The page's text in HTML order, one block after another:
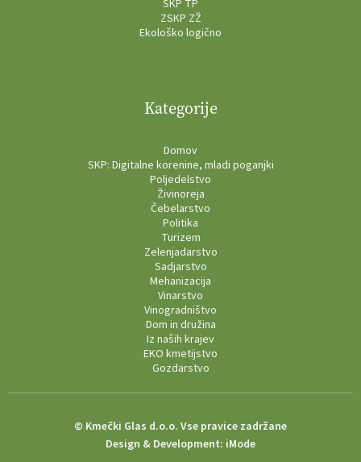
SKP TP
ZSKP ZŽ
Ekološko logično
Kategorije
Domov
SKP: Digitalne korenine, mladi poganjki
Poljedelstvo
Živinoreja
Čebelarstvo
Politika
Turizem
Zelenjadarstvo
Sadjarstvo
Mehanizacija
Vinarstvo
Vinogradništvo
Dom in družina
Iz naših krajev
EKO kmetijstvo
Gozdarstvo
© Kmečki Glas d.o.o. Vse pravice zadržane
Design & Development: iMode